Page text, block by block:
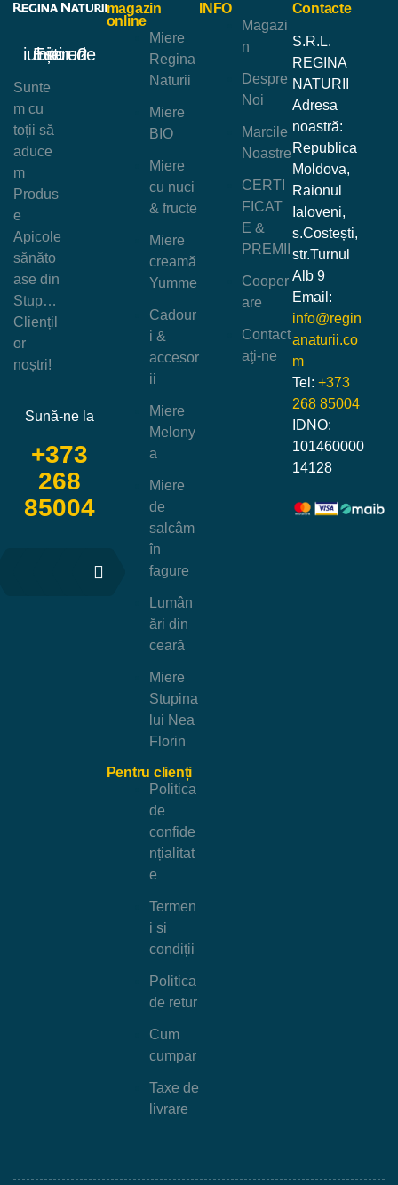
magazin
online
Miere
Regina
Naturii
Miere
BIO
Miere
cu nuci
& fructe
Miere
creamă
Yumme
Cadour
i &
accesor
ii
Miere
Melony
a
Miere
de
salcâm
în
fagure
Lumân
ări din
ceară
Miere
Stupina
lui Nea
Florin
Pentru clienți
Politica
de
confide
nțialitat
e
Termen
i si
condiții
Politica
de retur
Cum
cumpar
Taxe de
livrare
INFO
Magazi
n
Despre
Noi
Marcile
Noastre
CERTI
FICAT
E &
PREMII
Cooper
are
Contact
aţi-ne
Ești un iubitor de miere?
Sunte
m cu
toții să
aduce
m
Produs
e
Apicole
sănăto
ase din
Stup…
Cliențil
or
noștri!
Sună-ne la
+373
268
85004
Contacte
S.R.L.
REGINA
NATURII
Adresa
noastră:
Republica
Moldova,
Raionul
Ialoveni,
s.Costești,
str.Turnul
Alb 9
Email:
info@regin
anaturii.co
m
Tel: +373
268 85004
IDNO:
101460000
14128